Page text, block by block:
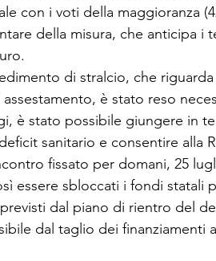
con i voti della maggioranza
della misura, che anticipa i
di stralcio, che
è stato reso
è stato possibile giungere in
sanitario e consentire alla
fissato per domani, 25
essere sbloccati i fondi statali
dal piano di rientro del
dal taglio dei finanziamenti